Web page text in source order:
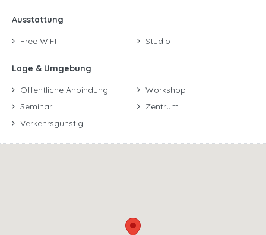
Ausstattung
Free WIFI
Studio
Lage & Umgebung
Öffentliche Anbindung
Seminar
Verkehrsgünstig
Workshop
Zentrum